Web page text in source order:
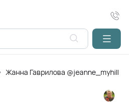
Жанна Гаврилова @jeanne_myhill